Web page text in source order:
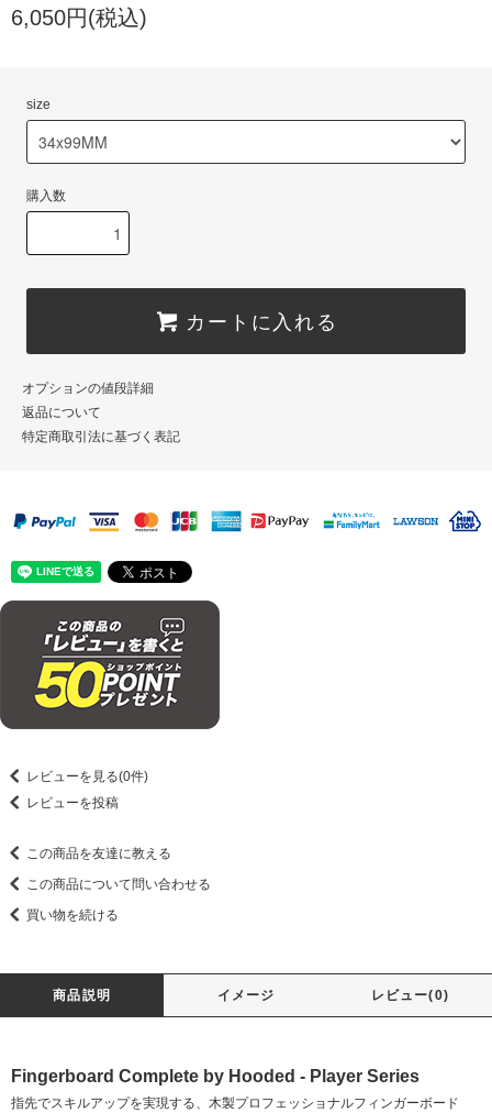
6,050円(税込)
size
購入数
カートに入れる
オプションの値段詳細
返品について
特定商取引法に基づく表記
レビューを見る(0件)
レビューを投稿
この商品を友達に教える
この商品について問い合わせる
買い物を続ける
商品説明 イメージ レビュー(0)
Fingerboard Complete by Hooded - Player Series
指先でスキルアップを実現する、木製プロフェッショナルフィンガーボード